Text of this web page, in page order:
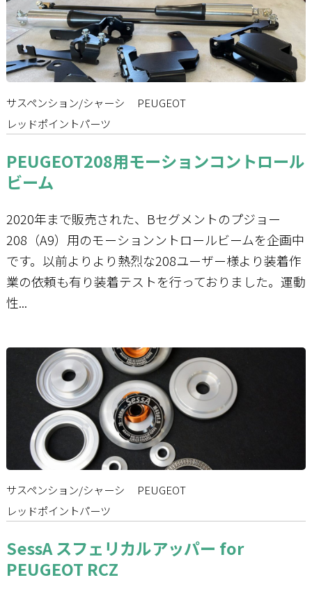
サスペンション/シャーシ
PEUGEOT
レッドポイントパーツ
PEUGEOT208用モーションコントロール
ビーム
2020年まで販売された、Bセグメントのプジョー
208（A9）用のモーションントロールビームを企画中
です。以前よりより熱烈な208ユーザー様より装着作
業の依頼も有り装着テストを行っておりました。運動
性...
サスペンション/シャーシ
PEUGEOT
レッドポイントパーツ
SessA スフェリカルアッパー for
PEUGEOT RCZ